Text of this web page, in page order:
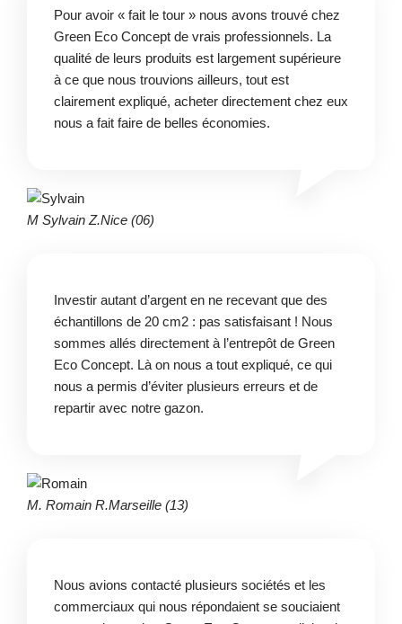
Pour avoir « fait le tour » nous avons trouvé chez
Green Eco Concept de vrais professionnels. La
qualité de leurs produits est largement supérieure
à ce que nous trouvions ailleurs, tout est
clairement expliqué, acheter directement chez eux
nous a fait faire de belles économies.
M Sylvain Z.Nice (06)
Investir autant d’argent en ne recevant que des
échantillons de 20 cm2 : pas satisfaisant ! Nous
sommes allés directement à l’entrepôt de Green
Eco Concept. Là on nous a tout expliqué, ce qui
nous a permis d’éviter plusieurs erreurs et de
repartir avec notre gazon.
M. Romain R.Marseille (13)
Nous avions contacté plusieurs sociétés et les
commerciaux qui nous répondaient se souciaient